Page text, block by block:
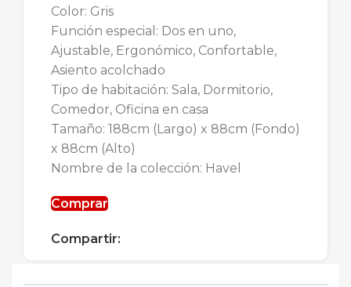
Color: Gris
Función especial: Dos en uno,
Ajustable, Ergonómico, Confortable,
Asiento acolchado
Tipo de habitación: Sala, Dormitorio,
Comedor, Oficina en casa
Tamaño: 188cm (Largo) x 88cm (Fondo)
x 88cm (Alto)
Nombre de la colección: Havel
Comprar
Compartir: